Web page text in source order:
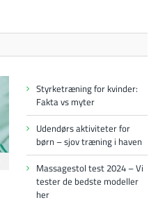
Styrketræning for kvinder:
Fakta vs myter
Udendørs aktiviteter for
børn – sjov træning i haven
Massagestol test 2024 – Vi
tester de bedste modeller
her